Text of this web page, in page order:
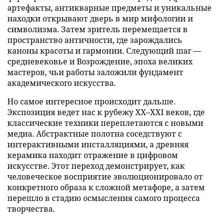
артефакты, антикварные предметы и уникальные
находки открывают дверь в мир мифологии и
символизма. Затем зритель перемещается в
пространство античности, где зарождались
каноны красоты и гармонии. Следующий шаг —
средневековье и Возрождение, эпоха великих
мастеров, чьи работы заложили фундамент
академического искусства.
Но самое интересное происходит дальше.
Экспозиция ведет нас к рубежу XX–XXI веков, где
классические техники переплетаются с новыми
медиа. Абстрактные полотна соседствуют с
интерактивными инсталляциями, а древняя
керамика находит отражение в цифровом
искусстве. Этот переход демонстрирует, как
человеческое восприятие эволюционировало от
конкретного образа к сложной метафоре, а затем
перешло в стадию осмысления самого процесса
творчества.